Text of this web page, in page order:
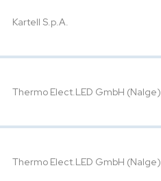
Kartell S.p.A.
Thermo Elect.LED GmbH (Nalge)
Thermo Elect.LED GmbH (Nalge)